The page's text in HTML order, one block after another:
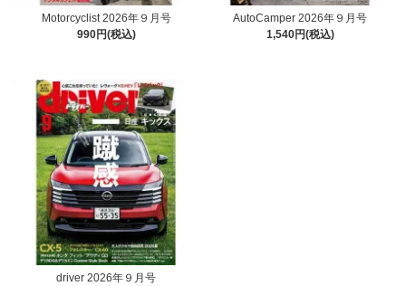
Motorcyclist 2026年９月号
990円(税込)
AutoCamper 2026年９月号
1,540円(税込)
driver 2026年９月号